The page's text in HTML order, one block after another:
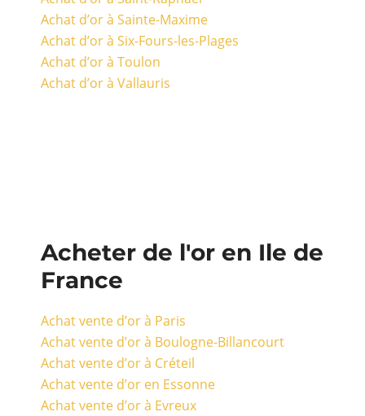
Achat d’or à Sainte-Maxime
Achat d’or à Six-Fours-les-Plages
Achat d’or à Toulon
Achat d’or à Vallauris
Acheter de l'or en Ile de
France
Achat vente d’or à Paris
Achat vente d’or à Boulogne-Billancourt
Achat vente d’or à Créteil
Achat vente d’or en Essonne
Achat vente d’or à Evreux